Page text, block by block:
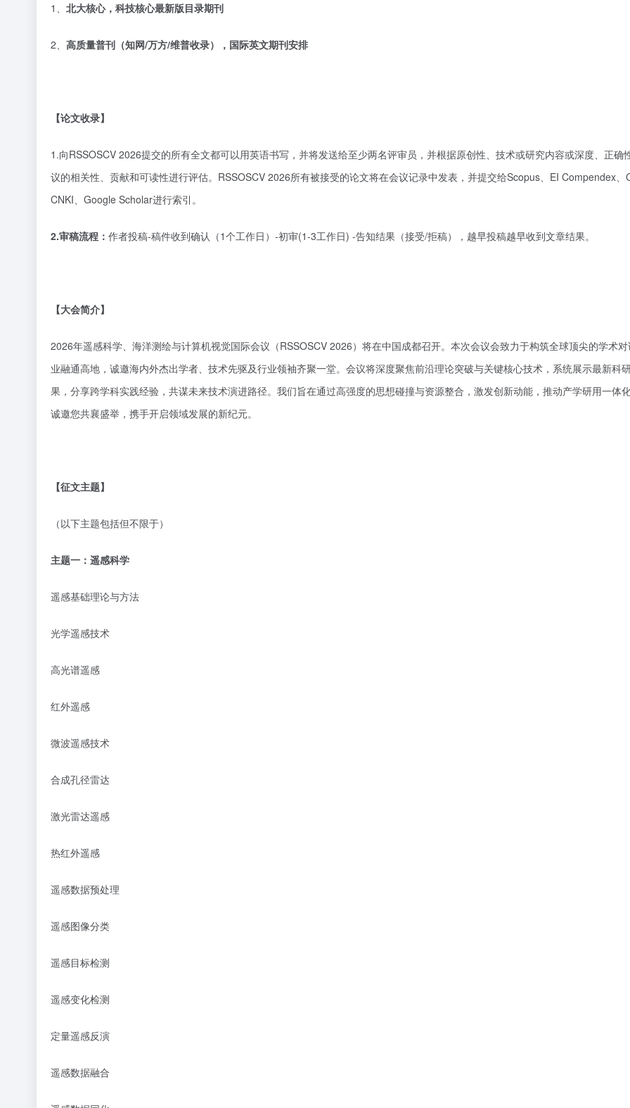
1、 北大核心，科技核心最新版目录期刊
2、 高质量普刊（知网/万方/维普收录），国际英文期刊安排
【论文收录】
1.向RSSOSCV 2026提交的所有全文都可以用英语书写，并将发送给至少两名评审员，并根据原创性、技术或研究内容或深度、正确
议的相关性、贡献和可读性进行评估。RSSOSCV 2026所有被接受的论文将在会议记录中发表，并提交给Scopus、EI Compendex、
CNKI、Google Scholar进行索引。
2.审稿流程： 作者投稿-稿件收到确认（1个工作日）-初审(1-3工作日) -告知结果（接受/拒稿），越早投稿越早收到文章结果。
【大会简介】
2026年遥感科学、海洋测绘与计算机视觉国际会议（RSSOSCV 2026）将在中国成都召开。本次会议会致力于构筑全球顶尖的学术
业融通高地，诚邀海内外杰出学者、技术先驱及行业领袖齐聚一堂。会议将深度聚焦前沿理论突破与关键核心技术，系统展示最新科
果，分享跨学科实践经验，共谋未来技术演进路径。我们旨在通过高强度的思想碰撞与资源整合，激发创新动能，推动产学研用一体
诚邀您共襄盛举，携手开启领域发展的新纪元。
【征文主题】
（以下主题包括但不限于）
主题一： 遥感科学
遥感基础理论与方法
光学遥感技术
高光谱遥感
红外遥感
微波遥感技术
合成孔径雷达
激光雷达遥感
热红外遥感
遥感数据预处理
遥感图像分类
遥感目标检测
遥感变化检测
定量遥感反演
遥感数据融合